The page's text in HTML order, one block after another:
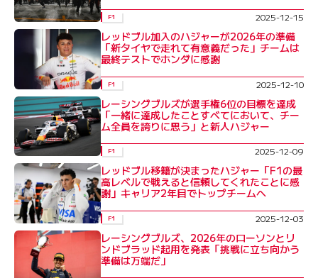
F1 2025-12-15
レッドブル加入のハジャーが2026年の準備
「新タイヤで走れて有意義だった」チームは
最終テストでホンダに感謝
F1 2025-12-10
レーシングブルズが選手権6位の目標を達成
「一緒に達成したことすべてにおいて、チー
ム全員を誇りに思う」と新人ハジャー
F1 2025-12-09
レッドブル移籍が決まったハジャー「F1の最
高レベルで戦えると信頼してくれたことに感
謝」キャリア2年目でトップチームへ
F1 2025-12-03
レーシングブルズ、2026年のローソンとリ
ンドブラッド起用を発表「挑戦に立ち向かう
準備は万端だ」